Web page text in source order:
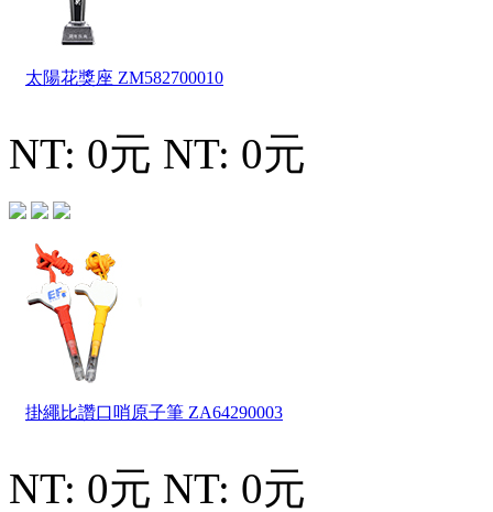
太陽花獎座 ZM582700010
NT: 0元 NT: 0元
掛繩比讚口哨原子筆 ZA64290003
NT: 0元 NT: 0元